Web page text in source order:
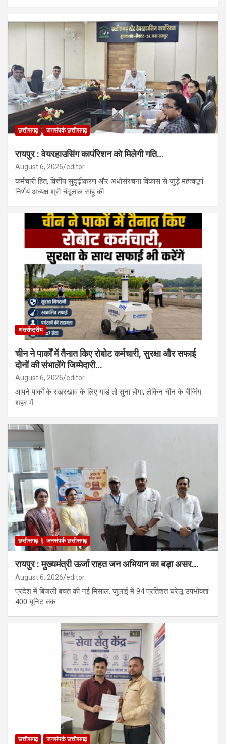
छत्तीसगढ़ जनसंपर्क छत्तीसगढ़
रायपुर : वेयरहाउसिंग कार्पाेरेशन को मिलेगी गति…
August 6, 2026 editor
कर्मचारी हित, वित्तीय सुदृढ़ीकरण और अधोसंरचना विकास से जुड़े महत्वपूर्ण
निर्णय अध्यक्ष श्री चंदूलाल साहू की…
अंतर्राष्ट्रीय
चीन ने पार्कों में तैनात किए रोबोट कर्मचारी, सुरक्षा और सफाई
दोनों की संभालेंगे जिम्मेदारी…
August 6, 2026 editor
आपने पार्कों के रखरखाव के लिए गार्ड तो सुना होगा, लेकिन चीन के बीजिंग
शहर में…
छत्तीसगढ़ जनसंपर्क छत्तीसगढ़
रायपुर : मुख्यमंत्री ऊर्जा राहत जन अभियान का बड़ा असर…
August 6, 2026 editor
प्रदेश में बिजली बचत की नई मिसाल: जुलाई में 94 प्रतिशत घरेलू उपभोक्ता
400 यूनिट तक…
छत्तीसगढ़ जनसंपर्क छत्तीसगढ़